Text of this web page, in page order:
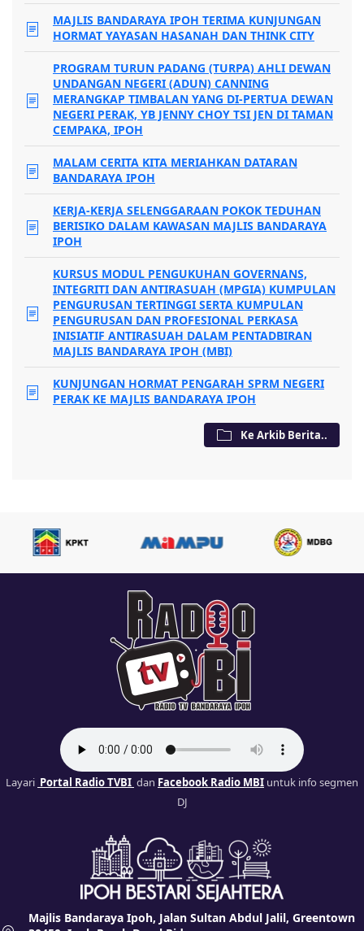
MAJLIS BANDARAYA IPOH TERIMA KUNJUNGAN
HORMAT YAYASAN HASANAH DAN THINK CITY
PROGRAM TURUN PADANG (TURPA) AHLI DEWAN
UNDANGAN NEGERI (ADUN) CANNING
MERANGKAP TIMBALAN YANG DI-PERTUA DEWAN
NEGERI PERAK, YB JENNY CHOY TSI JEN DI TAMAN
CEMPAKA, IPOH
MALAM CERITA KITA MERIAHKAN DATARAN
BANDARAYA IPOH
KERJA-KERJA SELENGGARAAN POKOK TEDUHAN
BERISIKO DALAM KAWASAN MAJLIS BANDARAYA
IPOH
KURSUS MODUL PENGUKUHAN GOVERNANS,
INTEGRITI DAN ANTIRASUAH (MPGIA) KUMPULAN
PENGURUSAN TERTINGGI SERTA KUMPULAN
PENGURUSAN DAN PROFESIONAL PERKASA
INISIATIF ANTIRASUAH DALAM PENTADBIRAN
MAJLIS BANDARAYA IPOH (MBI)
KUNJUNGAN HORMAT PENGARAH SPRM NEGERI
PERAK KE MAJLIS BANDARAYA IPOH
Ke Arkib Berita..
Layari Portal Radio TVBI dan Facebook Radio MBI untuk info segmen
DJ
Majlis Bandaraya Ipoh, Jalan Sultan Abdul Jalil, Greentown